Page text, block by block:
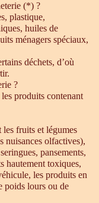
(*) ?
plastique,
huiles de
ménagers spéciaux,
déchets, d’où
?
produits contenant
les fruits et légumes
nuisances olfactives),
pansements,
hautement toxiques,
les produits en
poids lours ou de